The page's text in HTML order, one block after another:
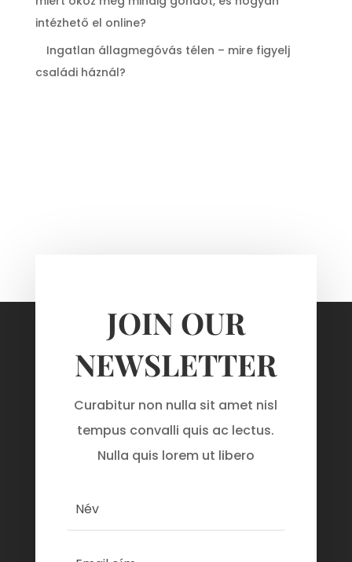
intézhető el online?
Ingatlan állagmegóvás télen – mire figyelj
családi háznál?
JOIN OUR
NEWSLETTER
Curabitur non nulla sit amet nisl
tempus convalli quis ac lectus.
Nulla quis lorem ut libero